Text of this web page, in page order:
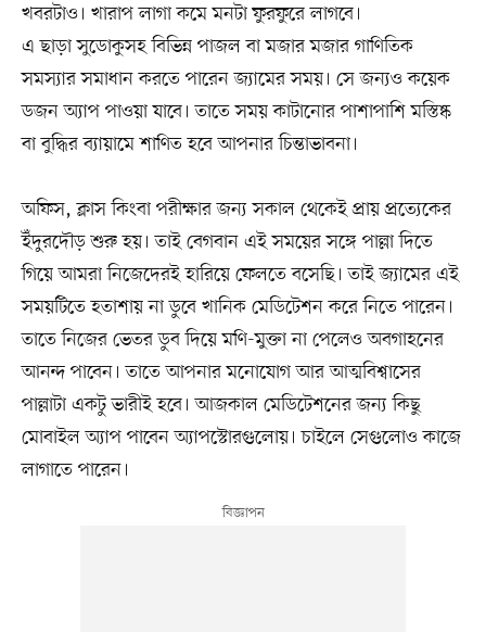
খবরটাও। খারাপ লাগা কমে মনটা ফুরফুরে লাগবে।
এ ছাড়া সুডোকুসহ বিভিন্ন পাজল বা মজার মজার গাণিতিক
সমস্যার সমাধান করতে পারেন জ্যামের সময়। সে জন্যও কয়েক
ডজন অ্যাপ পাওয়া যাবে। তাতে সময় কাটানোর পাশাপাশি মস্তিষ্ক
বা বুদ্ধির ব্যায়ামে শাণিত হবে আপনার চিন্তাভাবনা।
অফিস, ক্লাস কিংবা পরীক্ষার জন্য সকাল থেকেই প্রায় প্রত্যেকের
ইঁদুরদৌড় শুরু হয়। তাই বেগবান এই সময়ের সঙ্গে পাল্লা দিতে
গিয়ে আমরা নিজেদেরই হারিয়ে ফেলতে বসেছি। তাই জ্যামের এই
সময়টিতে হতাশায় না ডুবে খানিক মেডিটেশন করে নিতে পারেন।
তাতে নিজের ভেতর ডুব দিয়ে মণি-মুক্তা না পেলেও অবগাহনের
আনন্দ পাবেন। তাতে আপনার মনোযোগ আর আত্মবিশ্বাসের
পাল্লাটা একটু ভারীই হবে। আজকাল মেডিটেশনের জন্য কিছু
মোবাইল অ্যাপ পাবেন অ্যাপস্টোরগুলোয়। চাইলে সেগুলোও কাজে
লাগাতে পারেন।